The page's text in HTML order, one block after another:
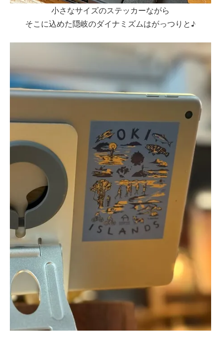
小さなサイズのステッカーながら
そこに込めた隠岐のダイナミズムはがっつりと♪